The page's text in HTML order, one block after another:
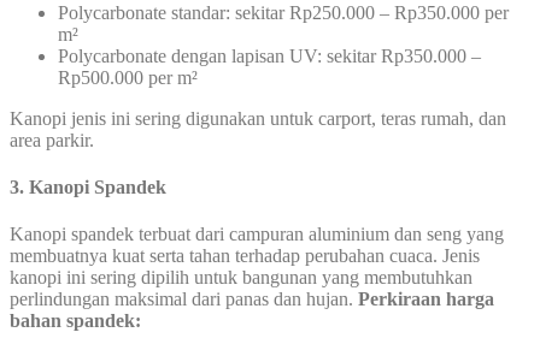
Polycarbonate standar: sekitar Rp250.000 – Rp350.000 per
m²
Polycarbonate dengan lapisan UV: sekitar Rp350.000 –
Rp500.000 per m²
Kanopi jenis ini sering digunakan untuk carport, teras rumah, dan
area parkir.
3. Kanopi Spandek
Kanopi spandek terbuat dari campuran aluminium dan seng yang
membuatnya kuat serta tahan terhadap perubahan cuaca. Jenis
kanopi ini sering dipilih untuk bangunan yang membutuhkan
perlindungan maksimal dari panas dan hujan. Perkiraan harga
bahan spandek: